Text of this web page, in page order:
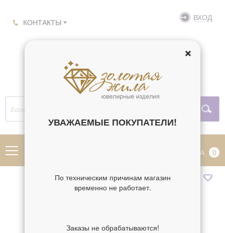
КОНТАКТЫ ВХОД
КОРЗИНА 0
УВАЖАЕМЫЕ ПОКУПАТЕЛИ!
По техническим причинам магазин
временно не работает.
Заказы не обрабатываются!